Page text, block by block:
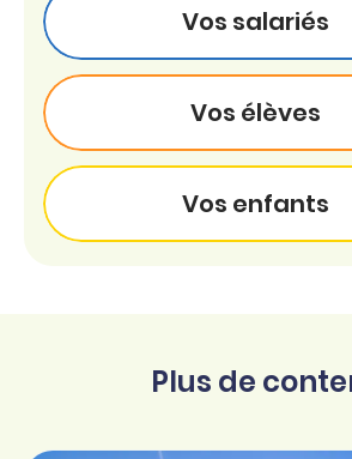
Vos salariés
Vos élèves
Vos enfants
Plus de